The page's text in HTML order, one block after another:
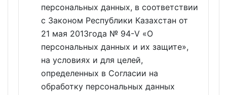
персональных данных, в соответствии
с Законом Республики Казахстан от
21 мая 2013года № 94-V «О
персональных данных и их защите»,
на условиях и для целей,
определенных в Согласии на
обработку персональных данных